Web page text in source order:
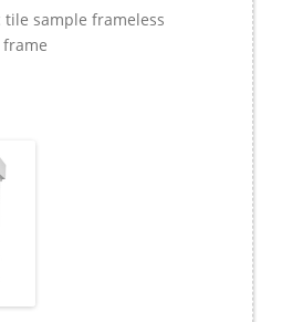
tile sample frameless